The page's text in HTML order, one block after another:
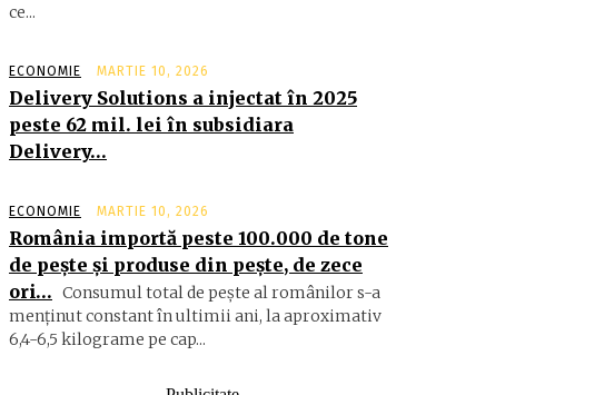
ce...
ECONOMIE MARTIE 10, 2026
Delivery Solutions a injectat în 2025
peste 62 mil. lei în subsidiara
Delivery…
ECONOMIE MARTIE 10, 2026
România importă peste 100.000 de tone
de peşte şi produse din peşte, de zece
ori… Consumul total de peşte al ro­mâ­nilor s-a
menţinut constant în ul­timii ani, la aproximativ
6,4-6,5 ki­lograme pe cap...